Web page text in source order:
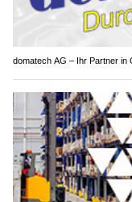
domatech AG – Ihr Partner in